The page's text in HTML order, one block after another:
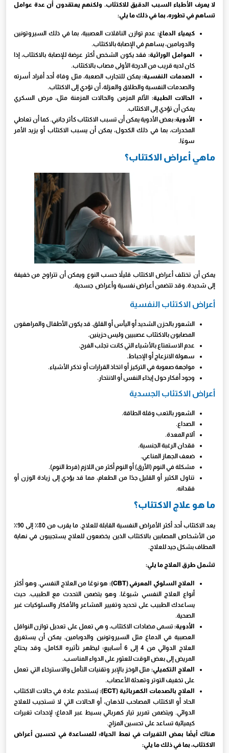
لا يعرف الأطباء السبب الدقيق للاكتئاب. ولكنهم يعتقدون أن عدة عوامل
تساهم في تطوره، بما في ذلك ما يلي:
كيمياء الدماغ:عدم توازن الناقلات العصبية، بما في ذلك السيروتونين
والدوبامين، يساهم في الإصابة بالاكتئاب.
العوامل الوراثية: فقد يكون الشخص أكثر عرضة للإصابة بالاكتئاب، إذا
كان لديه قريب من الدرجة الأولى مصاب بالاكتئاب.
الصدمات النفسية:يمكن للتجارب الصعبة، مثل وفاة أحد أفراد أسرته
والصدمات النفسية والطلاق والعزلة، أن تؤدي إلى الاكتئاب.
الحالات الطبية: الألم المزمن والحالات المزمنة مثل، مرض السكري
يمكن أن تؤدي إلى الاكتئاب.
الأدوية:بعض الأدوية يمكن أن تسبب الاكتئاب كأثر جانبي. كما أن تعاطي
المخدرات، بما في ذلك الكحول، يمكن أن يسبب الاكتئاب أو يزيد الأمر
سوءًا.
ماهي أعراض الاكتئاب؟
يمكن أن تختلف أعراض الاكتئاب قليلاً حسب النوع ويمكن أن تتراوح من خفيفة
إلى شديدة. وقد تتضمن أعراض نفسية وأعراض جسدية.
أعراض الاكتئاب النفسية
الشعور بالحزن الشديد أو اليأس أو القلق. قد يكون الأطفال والمراهقون
المصابون بالاكتئاب عصبيين وليس حزينين.
عدم الاستمتاع بالأشياء التي كانت تجلب الفرح.
سهولة الانزعاج أو الإحباط.
مواجهة صعوبة في التركيز أو اتخاذ القرارات أو تذكر الأشياء.
وجود أفكار حول إيذاء النفس أو الانتحار.
أعراض الاكتئاب الجسدية
الشعور بالتعب وقلة الطاقة.
الصداع.
آلام المعدة.
فقدان الرغبة الجنسية.
ضعف الجهاز المناعي.
مشكلة في النوم (الأرق) أو النوم أكثر من اللازم (فرط النوم).
تناول الكثير أو القليل جدًا من الطعام، مما قد يؤدي إلى زيادة الوزن أو
فقدانه.
ما هو علاج الاكتئاب؟
يعد الاكتئاب أحد أكثر الأمراض النفسية القابلة للعلاج. ما يقرب من 80٪ إلى 90٪
من الأشخاص المصابين بالاكتئاب الذين يخضعون للعلاج يستجيبون في نهاية
المطاف بشكل جيد للعلاج.
تشمل طرق العلاج ما يلي:
العلاج السلوكي المعرفي (CBT):
هو نوعًا من العلاج النفسي. وهو أكثر
أنواع العلاج النفسي شيوعًا. وهو يتضمن التحدث مع الطبيب. حيث
يساعدك الطبيب على تحديد وتغيير المشاعر والأفكار والسلوكيات غير
الصحية.
الأدوية: تسمى مضادات الاكتئاب، و هي تعمل على تعديل توازن النواقل
العصبية في الدماغ مثل السيروتونين والدوبامين. يمكن أن يستغرق
العلاج الدوائي من 4 إلى 6 أسابيع؛ ليظهر تأثيره الكامل، وقد يحتاج
المريض إلى بعض الوقت للعثور على الدواء المناسب.
العلاج التكميلي:مثل الوخز بالإبر وتقنيات التأمل والاسترخاء التي تعمل
على تخفيف التوتر وتهدئة الأعصاب.
العلاج بالصدمات الكهربائية (ECT):
يُستخدم عادة في حالات الاكتئاب
الحاد أو الاكتئاب المصاحب للذهان، أو الحالات التي لا تستجيب للعلاج
الدوائي. ويتضمن تمرير تيار كهربائي بسيط عبر الدماغ؛ لإحداث تغيرات
كيميائية تساعد على تحسين المزاج.
هناك أيضًا بعض التغيرات في نمط الحياة؛ للمساعدة في تحسين أعراض
الاكتئاب، بما في ذلك ما يلي: